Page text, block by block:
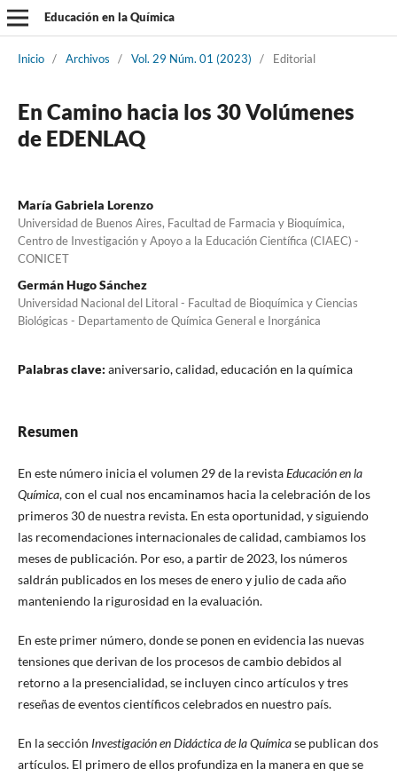
Educación en la Química
Inicio / Archivos / Vol. 29 Núm. 01 (2023) / Editorial
En Camino hacia los 30 Volúmenes
de EDENLAQ
María Gabriela Lorenzo
Universidad de Buenos Aires, Facultad de Farmacia y Bioquímica,
Centro de Investigación y Apoyo a la Educación Científica (CIAEC) -
CONICET
Germán Hugo Sánchez
Universidad Nacional del Litoral - Facultad de Bioquímica y Ciencias
Biológicas - Departamento de Química General e Inorgánica
Palabras clave: aniversario, calidad, educación en la química
Resumen
En este número inicia el volumen 29 de la revistaEducación en la
Química, con el cual nos encaminamos hacia la celebración de los
primeros 30 de nuestra revista. En esta oportunidad, y siguiendo
las recomendaciones internacionales de calidad, cambiamos los
meses de publicación. Por eso, a partir de 2023, los números
saldrán publicados en los meses de enero y julio de cada año
manteniendo la rigurosidad en la evaluación.
En este primer número, donde se ponen en evidencia las nuevas
tensiones que derivan de los procesos de cambio debidos al
retorno a la presencialidad, se incluyen cinco artículos y tres
reseñas de eventos científicos celebrados en nuestro país.
En la sección Investigación en Didáctica de la Químicase publican dos
artículos. El primero de ellos profundiza en la manera en que se